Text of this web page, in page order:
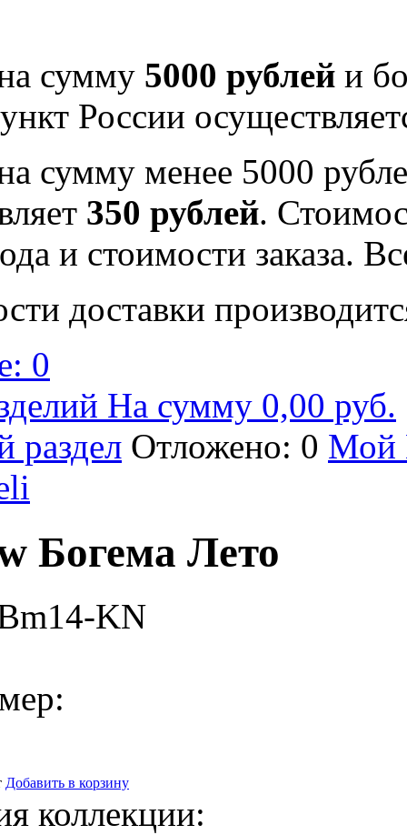
сумму 5000 рублей и
России
сумму менее 5000
350 рублей.
и стоимости заказа.
доставки
0
На сумму 0,00 руб.
раздел Отложено: 0 Мой
Богема Лето
KN
Добавить в корзину
коллекции: